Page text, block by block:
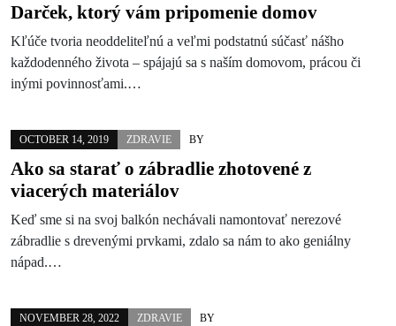
Darček, ktorý vám pripomenie domov
Kľúče tvoria neoddeliteľnú a veľmi podstatnú súčasť nášho
každodenného života – spájajú sa s naším domovom, prácou či
inými povinnosťami.…
OCTOBER 14, 2019 ZDRAVIE BY
Ako sa starať o zábradlie zhotovené z
viacerých materiálov
Keď sme si na svoj balkón nechávali namontovať nerezové
zábradlie s drevenými prvkami, zdalo sa nám to ako geniálny
nápad.…
NOVEMBER 28, 2022 ZDRAVIE BY